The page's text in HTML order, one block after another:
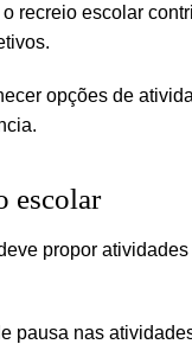
recreio escolar
opções de
escolar
propor
pausa nas